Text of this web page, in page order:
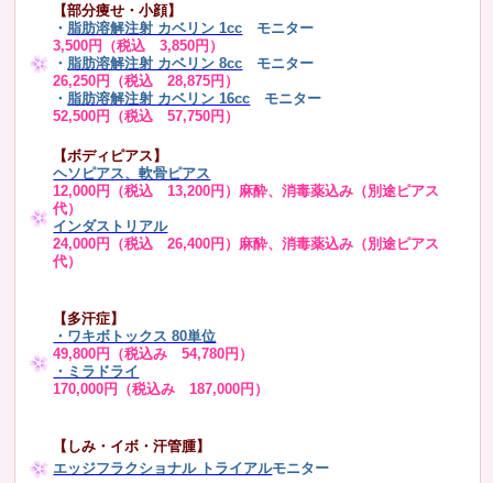
【部分痩せ・小顔】
・ 脂肪溶解注射 カベリン 1cc モニター
3,500円（税込 3,850円）
・ 脂肪溶解注射 カベリン 8cc モニター
26,250円（税込 28,875円）
・ 脂肪溶解注射 カベリン 16cc
モニター
52,500円（税込 57,750円）
【ボディピアス】
ヘソピアス、軟骨ピアス
12,000円（税込 13,200円）麻酔、消毒薬込み（別途ピアス
代）
インダストリアル
24,000円（税込 26,400円）麻酔、消毒薬込み（別途ピアス
代）
【多汗症】
・ ワキボトックス 80単位
49,800円（税込み 54,780円）
・ミラドライ
170,000円（税込み 187,000円）
【しみ・イボ・汗管腫】
エッジフラクショナル トライアルモニター